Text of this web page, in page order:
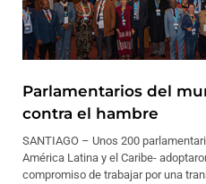
Parlamentarios del
contra el hambre
SANTIAGO – Unos 200
América Latina y el Caribe-
compromiso de trabajar por una